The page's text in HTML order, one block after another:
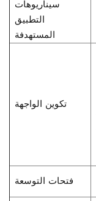
سيناريوهات
التطبيق
المستهدفة
تكوين الواجهة
فتحات التوسعة